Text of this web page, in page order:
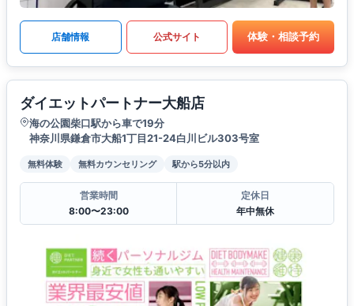
店舗情報 公式サイト 体験・相談予約
ダイエットパートナー大船店
海の公園柴口駅から車で19分
神奈川県鎌倉市大船1丁目21-24白川ビル303号室
無料体験 無料カウンセリング 駅から5分以内
営業時間
8:00〜23:00
定休日
年中無休